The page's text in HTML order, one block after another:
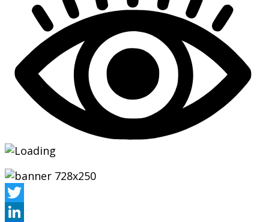
Twitter